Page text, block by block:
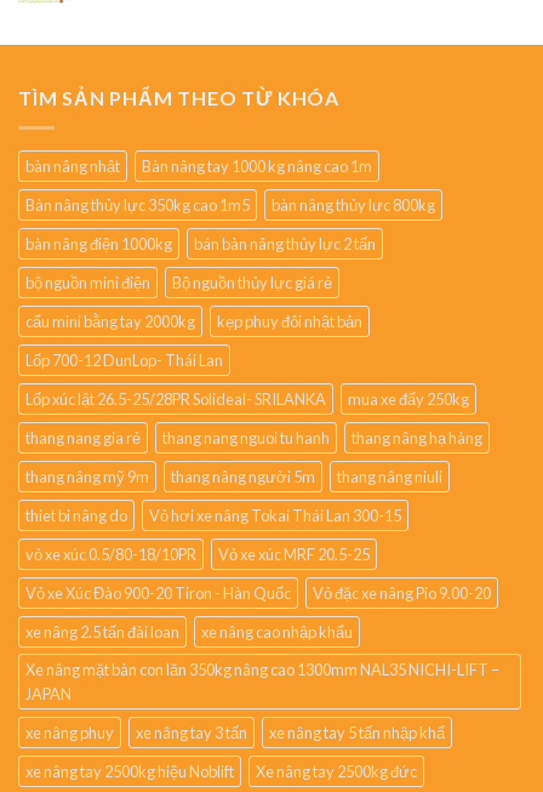
TÌM SẢN PHẨM THEO TỪ KHÓA
bàn nâng nhật
Bàn nâng tay 1000 kg nâng cao 1m
Bàn nâng thủy lực 350kg cao 1m5
bàn nâng thủy lực 800kg
bàn nâng điện 1000kg
bán bàn nâng thủy lực 2 tấn
bộ nguồn mini điện
Bộ nguồn thủy lực giá rẻ
cẩu mini bằng tay 2000kg
kẹp phuy đôi nhật bản
Lốp 700-12 DunLop- Thái Lan
Lốp xúc lật 26.5-25/28PR Solideal- SRILANKA
mua xe đẩy 250kg
thang nang gia rẻ
thang nang nguoi tu hanh
thang nâng hạ hàng
thang nâng mỹ 9m
thang nâng người 5m
thang nâng niuli
thiet bi nâng do
Vỏ hơi xe nâng Tokai Thái Lan 300-15
vỏ xe xúc 0.5/80-18/10PR
Vỏ xe xúc MRF 20.5-25
Vỏ xe Xúc Đào 900-20 Tiron - Hàn Quốc
Vỏ đặc xe nâng Pio 9.00-20
xe nâng 2.5 tấn đài loan
xe nâng cao nhập khẩu
Xe nâng mặt bàn con lăn 350kg nâng cao 1300mm NAL35 NICHI-LIFT –
JAPAN
xe nâng phuy
xe nâng tay 3 tấn
xe nâng tay 5 tấn nhập khẩ
xe nâng tay 2500kg hiệu Noblift
Xe nâng tay 2500kg đức